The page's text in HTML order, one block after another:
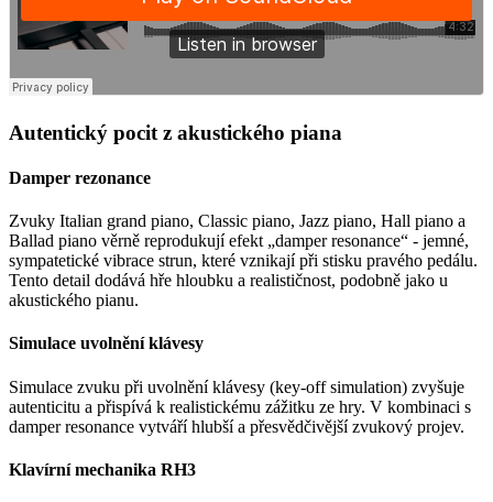
Autentický pocit z akustického piana
Damper rezonance
Zvuky Italian grand piano, Classic piano, Jazz piano, Hall piano a
Ballad piano věrně reprodukují efekt „damper resonance“ - jemné,
sympatetické vibrace strun, které vznikají při stisku pravého pedálu.
Tento detail dodává hře hloubku a realističnost, podobně jako u
akustického pianu.
Simulace uvolnění klávesy
Simulace zvuku při uvolnění klávesy (key-off simulation) zvyšuje
autenticitu a přispívá k realistickému zážitku ze hry. V kombinaci s
damper resonance vytváří hlubší a přesvědčivější zvukový projev.
Klavírní mechanika RH3